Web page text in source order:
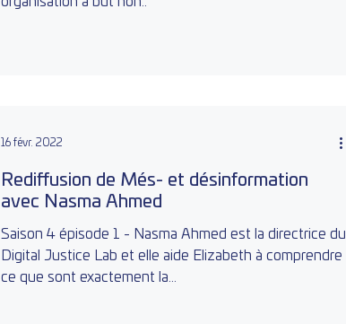
Rediffusion de Més- et désinformation
avec Nasma Ahmed
Saison 4 épisode 1 - Nasma Ahmed est la directrice du
Digital Justice Lab et elle aide Elizabeth à comprendre
ce que sont exactement la...
16 févr. 2022